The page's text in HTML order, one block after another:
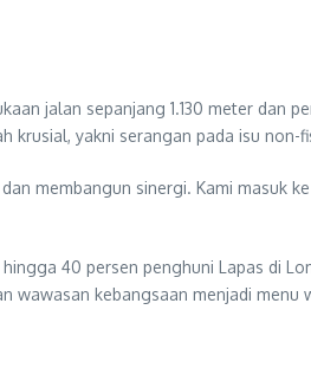
jalan sepanjang 1.130 meter dan
krusial, yakni serangan pada isu non-
membangun sinergi. Kami masuk
40 persen penghuni Lapas di
kebangsaan menjadi menu